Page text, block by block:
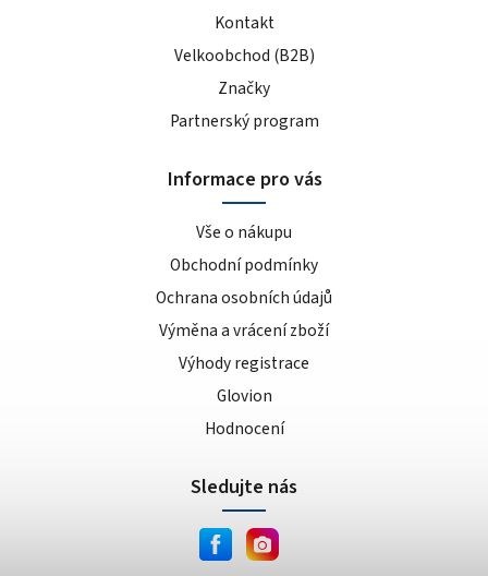
Kontakt
Velkoobchod (B2B)
Značky
Partnerský program
Informace pro vás
Vše o nákupu
Obchodní podmínky
Ochrana osobních údajů
Výměna a vrácení zboží
Výhody registrace
Glovion
Hodnocení
Sledujte nás